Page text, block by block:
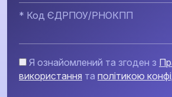
* Код ЄДРПОУ/РНОКПП
Я ознайомлений та згоден з
використання та політикою